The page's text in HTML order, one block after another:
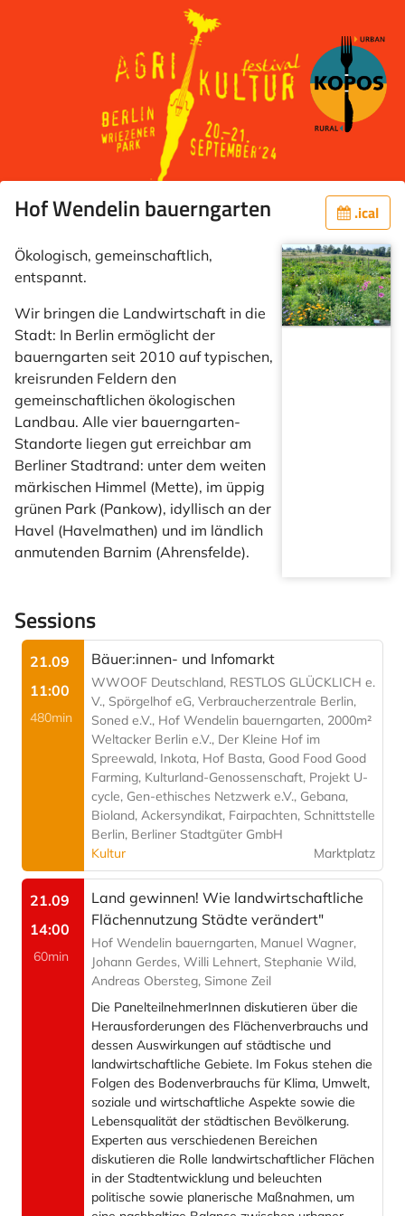
Hof Wendelin bauerngarten .ical
Ökologisch, gemeinschaftlich,
entspannt.
Wir bringen die Landwirtschaft in die
Stadt: In Berlin ermöglicht der
bauerngarten seit 2010 auf typischen,
kreisrunden Feldern den
gemeinschaftlichen ökologischen
Landbau. Alle vier bauerngarten-
Standorte liegen gut erreichbar am
Berliner Stadtrand: unter dem weiten
märkischen Himmel (Mette), im üppig
grünen Park (Pankow), idyllisch an der
Havel (Havelmathen) und im ländlich
anmutenden Barnim (Ahrensfelde).
Sessions
21.09
11:00
480min
Bäuer:innen- und Infomarkt
WWOOF Deutschland, RESTLOS GLÜCKLICH e.
V., Spörgelhof eG, Verbraucherzentrale Berlin,
Soned e.V., Hof Wendelin bauerngarten, 2000m²
Weltacker Berlin e.V., Der Kleine Hof im
Spreewald, Inkota, Hof Basta, Good Food Good
Farming, Kulturland-Genossenschaft, Projekt U-
cycle, Gen-ethisches Netzwerk e.V., Gebana,
Bioland, Ackersyndikat, Fairpachten, Schnittstelle
Berlin, Berliner Stadtgüter GmbH
Kultur
Marktplatz
21.09
14:00
60min
Land gewinnen! Wie landwirtschaftliche
Flächennutzung Städte verändert"
Hof Wendelin bauerngarten, Manuel Wagner,
Johann Gerdes, Willi Lehnert, Stephanie Wild,
Andreas Obersteg, Simone Zeil
Die PanelteilnehmerInnen diskutieren über die
Herausforderungen des Flächenverbrauchs und
dessen Auswirkungen auf städtische und
landwirtschaftliche Gebiete. Im Fokus stehen die
Folgen des Bodenverbrauchs für Klima, Umwelt,
soziale und wirtschaftliche Aspekte sowie die
Lebensqualität der städtischen Bevölkerung.
Experten aus verschiedenen Bereichen
diskutieren die Rolle landwirtschaftlicher Flächen
in der Stadtentwicklung und beleuchten
politische sowie planerische Maßnahmen, um